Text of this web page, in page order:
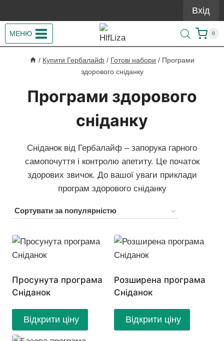
до
вмісту
Вхід
МЕНЮ 0
/ Купити Гербалайф / Готові набори / Програми
здорового сніданку
Програми здорового
сніданку
Сніданок від Гербалайф – запорука гарного
самопочуття і контролю апетиту. Це початок
здорових звичок. До вашої уваги приклади
програм здорового сніданку
Просунута програма
Сніданок
Відкрити ціну
Розширена програма
Сніданок
Відкрити ціну